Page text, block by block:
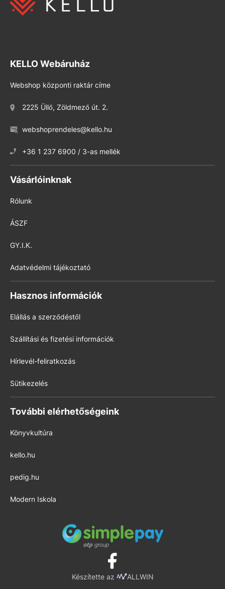
KELLO Webáruház
Webshop központi raktár címe
2225 Üllő, Zöldmező út. 2.
webshoprendeles@kello.hu
+36 1 237 6900 / 3-as mellék
Vásárlóinknak
Rólunk
ÁSZF
GY.I.K.
Adatvédelmi tájékoztató
Hasznos információk
Elállás a szerződéstől
Szállítási és fizetési információk
Hírlevél-feliratkozás
Sütikezelés
További elérhetőségeink
Könyvkultúra
kello.hu
pedig.hu
Modern Iskola
Készítette az ALLWIN